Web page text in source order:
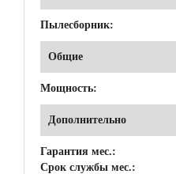
Пылесборник:
Общие
Мощность:
Дополнительно
Гарантия мес.:
Срок службы мес.: